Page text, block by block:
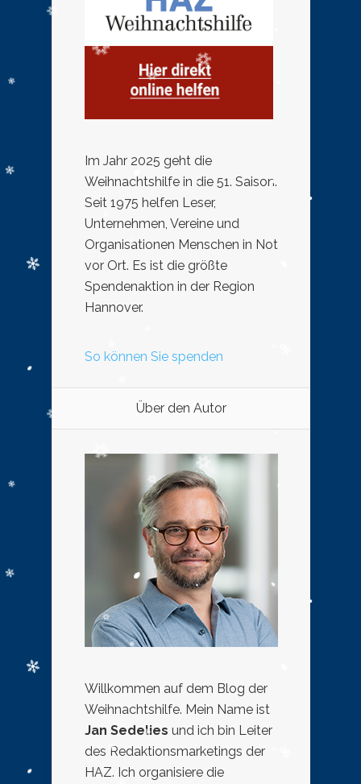
Im Jahr 2025 geht die
Weihnachtshilfe in die 51. Saison.
Seit 1975 helfen Leser,
Unternehmen, Vereine und
Organisationen Menschen in Not
vor Ort. Es ist die größte
Spendenaktion in der Region
Hannover.
So können Sie spenden
Über den Autor
Willkommen auf dem Blog der
Weihnachtshilfe. Mein Name ist
Jan Sedelies und ich bin Leiter
des Redaktionsmarketings der
HAZ. Ich organisiere die